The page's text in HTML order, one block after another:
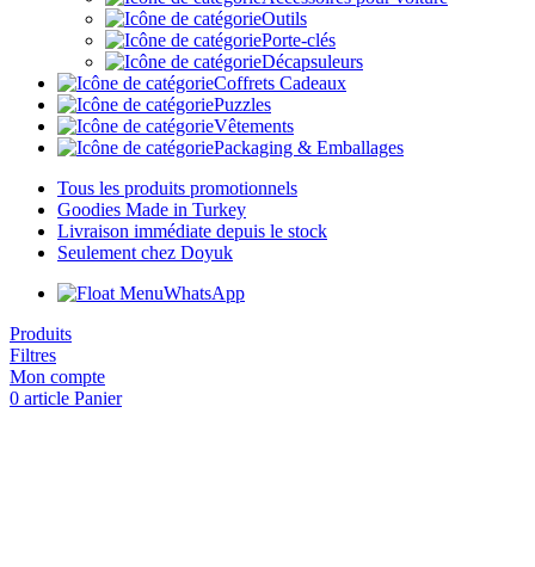
Outils
Porte-clés
Décapsuleurs
Coffrets Cadeaux
Puzzles
Vêtements
Packaging & Emballages
Tous les produits promotionnels
Goodies Made in Turkey
Livraison immédiate depuis le stock
Seulement chez Doyuk
WhatsApp
Produits
Filtres
Mon compte
0 article Panier